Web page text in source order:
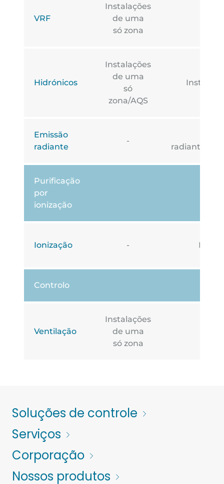
VRF
Instalações
de uma
só zona
Hidrónicos
Instalações
de uma
só
zona/AQS
Emissão
radiante
-
radiantes/
Purificação
por
ionização
Ionização -
Controlo
Ventilação
Instalações
de uma
só zona
Soluções de controle
Serviços
Corporação
Nossos produtos